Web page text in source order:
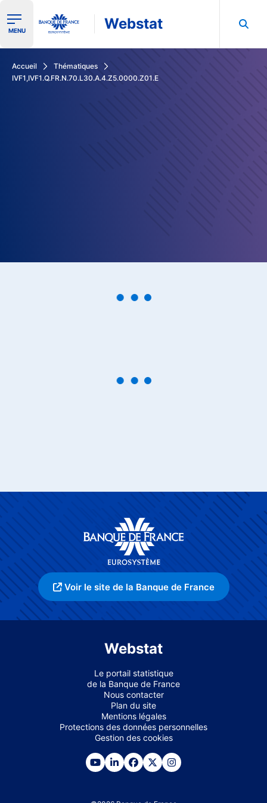
Ouvrir le menu de navigation
MENU Webstat
Accueil
Thématiques
IVF1,IVF1.Q.FR.N.70.L30.A.4.Z5.0000.Z01.E
Voir le site de la Banque de France
Webstat
Le portail statistique
de la Banque de France
Nous contacter
Plan du site
Mentions légales
Protections des données personnelles
Gestion des cookies